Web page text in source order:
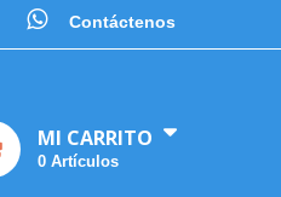
Contáctenos
MI CARRITO
0 Artículos